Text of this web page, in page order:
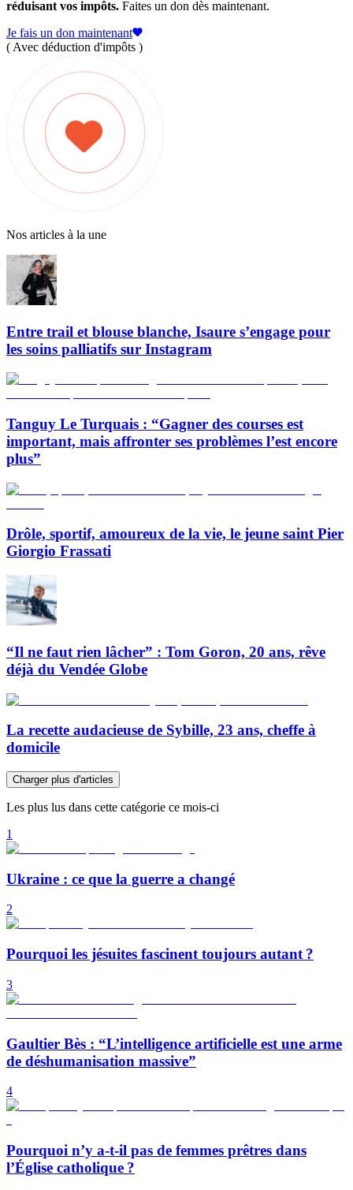
réduisant vos impôts. Faites un don dès maintenant.
Je fais un don maintenant
( Avec déduction d'impôts )
Nos articles à la une
Entre trail et blouse blanche, Isaure s’engage pour
les soins palliatifs sur Instagram
Tanguy Le Turquais : “Gagner des courses est
important, mais affronter ses problèmes l’est encore
plus”
Drôle, sportif, amoureux de la vie, le jeune saint Pier
Giorgio Frassati
“Il ne faut rien lâcher” : Tom Goron, 20 ans, rêve
déjà du Vendée Globe
La recette audacieuse de Sybille, 23 ans, cheffe à
domicile
Charger plus d'articles
Les plus lus dans cette catégorie ce mois-ci
1
Ukraine : ce que la guerre a changé
2
Pourquoi les jésuites fascinent toujours autant ?
3
Gaultier Bès : “L’intelligence artificielle est une arme
de déshumanisation massive”
4
Pourquoi n’y a-t-il pas de femmes prêtres dans
l’Église catholique ?